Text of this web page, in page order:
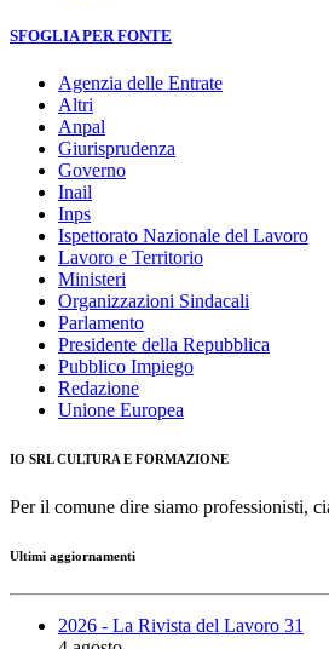
SFOGLIA PER FONTE
Agenzia delle Entrate
Altri
Anpal
Giurisprudenza
Governo
Inail
Inps
Ispettorato Nazionale del Lavoro
Lavoro e Territorio
Ministeri
Organizzazioni Sindacali
Parlamento
Presidente della Repubblica
Pubblico Impiego
Redazione
Unione Europea
IO SRL CULTURA E FORMAZIONE
Per il comune dire siamo professionisti,
Ultimi aggiornamenti
2026 - La Rivista del Lavoro 31